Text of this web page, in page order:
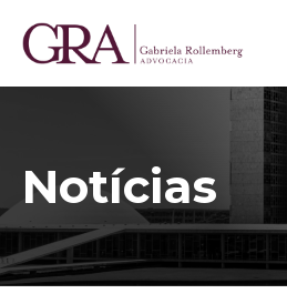
Notícias